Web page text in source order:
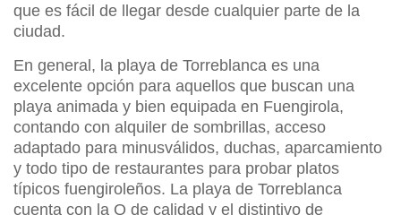
que es fácil de llegar desde cualquier parte de la
ciudad.
En general, la playa de Torreblanca es una
excelente opción para aquellos que buscan una
playa animada y bien equipada en Fuengirola,
contando con alquiler de sombrillas, acceso
adaptado para minusválidos, duchas, aparcamiento
y todo tipo de restaurantes para probar platos
típicos fuengiroleños. La playa de Torreblanca
cuenta con la Q de calidad y el distintivo de